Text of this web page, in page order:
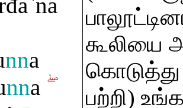
nna
nna
கூலியை
பற்றி)